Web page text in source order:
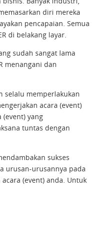
diri mereka
pencapaian. Semua
di belakang layar.
sudah sangat lama
menangani dan
selalu memperlakukan
acara (event)
yang
tuntas dengan
sukses
urusan-urusannya pada
acara (event) anda. Untuk